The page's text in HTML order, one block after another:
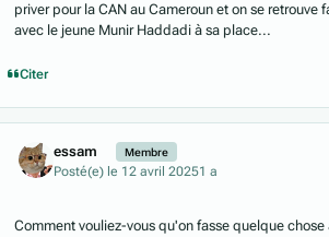
priver pour la CAN au Cameroun et on se retrouve
avec le jeune Munir Haddadi à sa place...
Citer
essam Membre
Posté(e) le 12 avril 20251 a
Comment vouliez-vous qu'on fasse quelque chose